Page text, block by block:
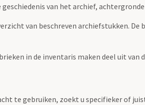
van het archief,
van beschreven archiefstukken.
in de inventaris maken deel uit
te gebruiken, zoekt u specifieker of